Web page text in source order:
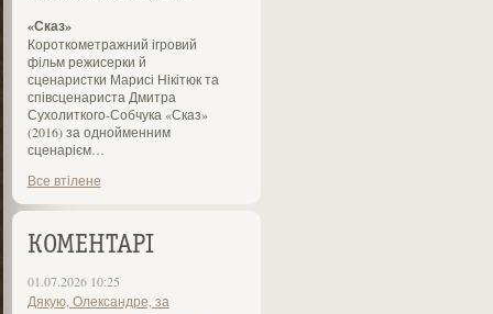
«Сказ»
Короткометражний ігровий
фільм режисерки й
сценаристки Марисі Нікітюк та
співсценариста Дмитра
Сухолиткого-Собчука «Сказ»
(2016) за однойменним
сценарієм…
Все втілене
КОМЕНТАРІ
01.07.2026 10:25
Дякую, Олександре, за